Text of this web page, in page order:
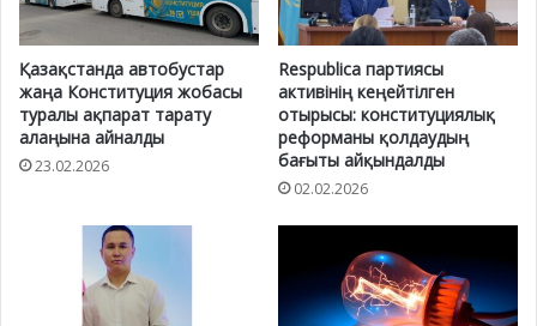
Қазақстанда автобустар
жаңа Конституция жобасы
туралы ақпарат тарату
алаңына айналды
23.02.2026
Respublica партиясы
активінің кеңейтілген
отырысы: конституциялық
реформаны қолдаудың
бағыты айқындалды
02.02.2026